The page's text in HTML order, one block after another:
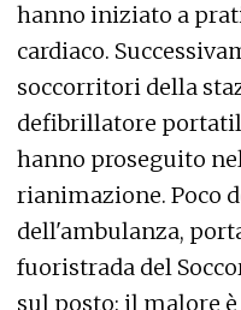
hanno iniziato a
cardiaco.
soccorritori della
defibrillatore
hanno proseguito
rianimazione. Poco
dell'ambulanza,
fuoristrada del
sul posto: il malore